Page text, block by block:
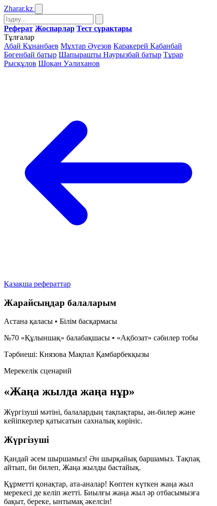
Zharar.kz
Реферат Жоспарлар Тест сұрақтары
Тұлғалар
Абай Құнанбаев Мұхтар Әуезов Қаракерей Қабанбай
Бөгенбай батыр Шапырашты Наурызбай батыр Тұрар
Рысқұлов Шоқан Уәлиханов
Қазақша рефераттар
Жарайсыңдар балаларым
Астана қаласы • Білім басқармасы
№70 «Құлыншақ» балабақшасы • «Ақбозат» сәбилер тобы
Тәрбиеші: Князова Мақпал Қамбарбекқызы
Мерекелік сценарий
«Жаңа жылда жаңа нұр»
Жүргізуші мәтіні, балалардың тақпақтары, ән-билер және
кейіпкерлер қатысатын сахналық көрініс.
Жүргізуші
Қандай әсем шыршамыз! Ән шырқайық баршамыз. Тақпақ
айтып, би билеп, Жаңа жылды бастайық.
Құрметті қонақтар, ата-аналар! Көптен күткен жаңа жыл
мерекесі де келіп жетті. Биылғы жаңа жыл әр отбасымызға
бақыт, береке, ынтымақ әкелсін!